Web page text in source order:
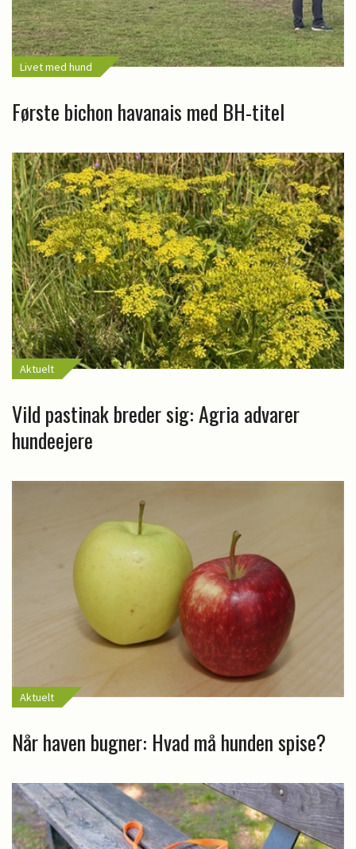
Livet med hund
Første bichon havanais med BH-titel
Aktuelt
Vild pastinak breder sig: Agria advarer
hundeejere
Aktuelt
Når haven bugner: Hvad må hunden spise?